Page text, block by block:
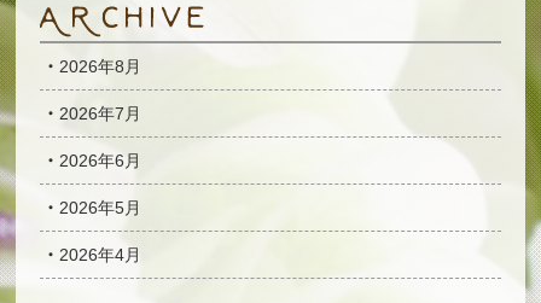
2026年8月
2026年7月
2026年6月
2026年5月
2026年4月